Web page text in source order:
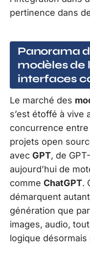
pertinence dans
Panorama
modèles de
interfaces
Le marché des
s’est étoffé à vive
concurrence
projets open
avec GPT, de
aujourd’hui de
comme ChatGPT.
démarquent
génération que
images, audio,
logique désormais